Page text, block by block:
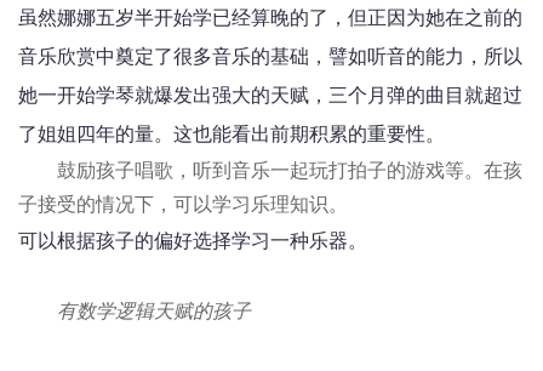
虽然娜娜五岁半开始学已经算晚的了，但正因为她在之前的
音乐欣赏中奠定了很多音乐的基础，譬如听音的能力，所以
她一开始学琴就爆发出强大的天赋，三个月弹的曲目就超过
了姐姐四年的量。这也能看出前期积累的重要性。
鼓励孩子唱歌，听到音乐一起玩打拍子的游戏等。在孩
子接受的情况下，可以学习乐理知识。
可以根据孩子的偏好选择学习一种乐器。
有数学逻辑天赋的孩子